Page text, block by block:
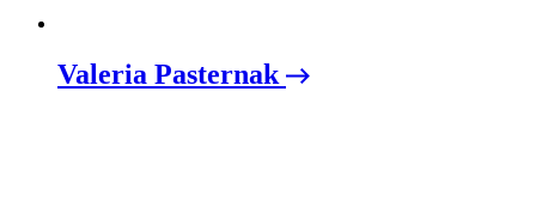
Valeria Pasternak